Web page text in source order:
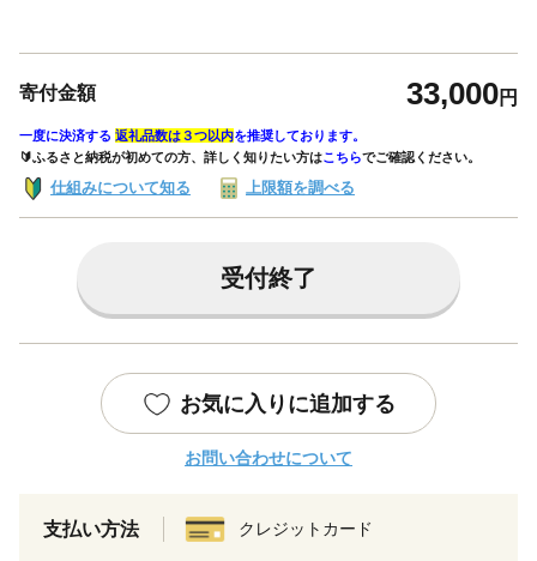
寄付金額 33,000円
一度に決済する 返礼品数は３つ以内を推奨しております。
🔰ふるさと納税が初めての方、詳しく知りたい方はこちらでご確認ください。
仕組みについて知る 上限額を調べる
受付終了
お気に入りに追加する
お問い合わせについて
支払い方法 クレジットカード